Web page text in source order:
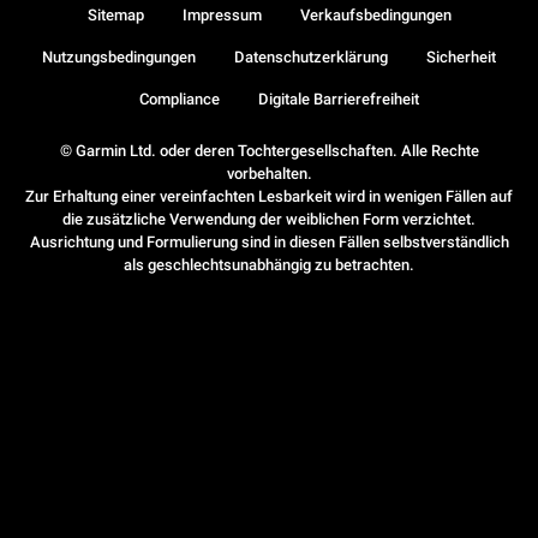
© Garmin Ltd. oder deren Tochtergesellschaften. Alle Rechte
vorbehalten.
Zur Erhaltung einer vereinfachten Lesbarkeit wird in wenigen Fällen auf
die zusätzliche Verwendung der weiblichen Form verzichtet.
Ausrichtung und Formulierung sind in diesen Fällen selbstverständlich
als geschlechtsunabhängig zu betrachten.
Sitemap Impressum Verkaufsbedingungen
Nutzungsbedingungen Datenschutzerklärung Sicherheit
Compliance Digitale Barrierefreiheit